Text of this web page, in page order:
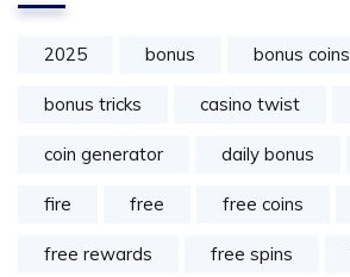
2025 bonus bonus coins
bonus tricks casino twist
coin generator daily bonus
fire free free coins
free rewards free spins